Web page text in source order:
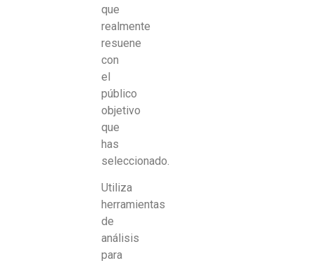
que
realmente
resuene
con
el
público
objetivo
que
has
seleccionado.
Utiliza
herramientas
de
análisis
para